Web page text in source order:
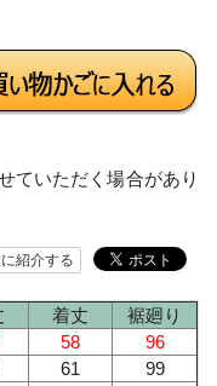
ていただく場合があり
紹介する
着丈
裾廻り
58
96
61
99